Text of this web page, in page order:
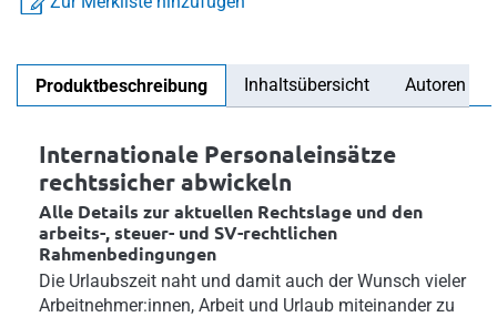
Produktbeschreibung Inhaltsübersicht Autoren
Internationale Personaleinsätze
rechtssicher abwickeln
Alle Details zur aktuellen Rechtslage und den
arbeits-, steuer- und SV-rechtlichen
Rahmenbedingungen
Die Urlaubszeit naht und damit auch der Wunsch vieler
Arbeitnehmer:innen, Arbeit und Urlaub miteinander zu